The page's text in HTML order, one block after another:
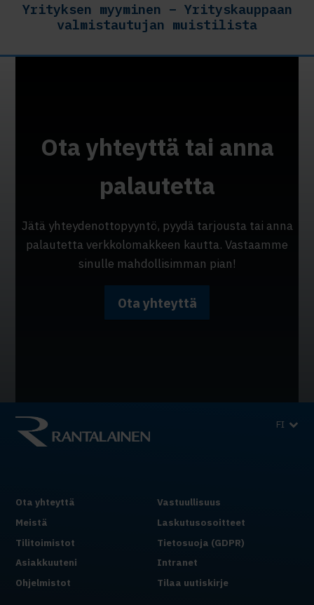
Yrityksen myyminen – Yrityskauppaan
valmistautujan muistilista
Ota yhteyttä tai anna
palautetta
Jätä yhteydenottopyyntö, pyydä tarjousta tai anna
palautetta verkkolomakkeen kautta. Vastaamme
sinulle mahdollisimman pian!
Ota yhteyttä
FI
Ota yhteyttä
Meistä
Tilitoimistot
Asiakkuuteni
Ohjelmistot
Vastuullisuus
Laskutusosoitteet
Tietosuoja (GDPR)
Intranet
Tilaa uutiskirje